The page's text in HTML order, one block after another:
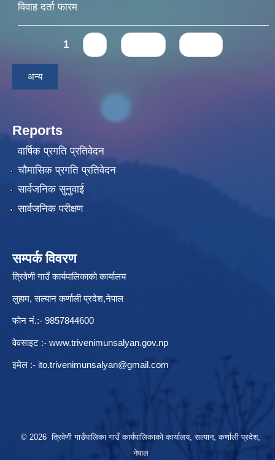
विवाह दर्ता फारम
Pages1
अन्य
Reports
वार्षिक प्रगति प्रतिवेदन
चौमासिक प्रगति प्रतिवेदन
सार्वजनिक सुनुवाई
सार्वजनिक परीक्षण
सम्पर्क विवरण
त्रिवेणी गाउँ कार्यपालिकाकाे कार्यालय
लुहाम, सल्यान कर्णाली प्रदेश,नेपाल
फाेन नं.:- 9857844600
वेवसाइट :- www.trivenimunsalyan.gov.np
इमेल :- ito.trivenimunsalyan@gmail.com
© 2026 त्रिवेणी गाउँपालिका गाउँ कार्यपालिकाकाे कार्यालय, सल्यान, कर्णाली प्रदेश,
नेपाल